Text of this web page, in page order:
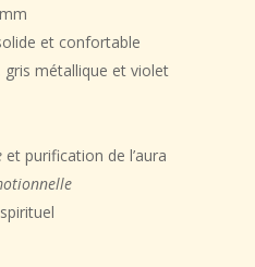
et confortable
métallique et violet
et purification de l’aura